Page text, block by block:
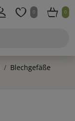
0 0
Blechgefäße